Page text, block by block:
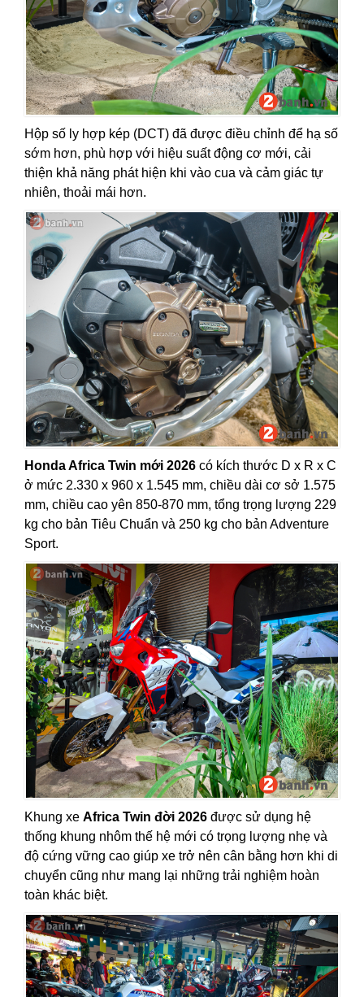
Hộp số ly hợp kép (DCT) đã được điều chỉnh để hạ số
sớm hơn, phù hợp với hiệu suất động cơ mới, cải
thiện khả năng phát hiện khi vào cua và cảm giác tự
nhiên, thoải mái hơn.
Honda Africa Twin mới 2026 có kích thước D x R x C
ở mức 2.330 x 960 x 1.545 mm, chiều dài cơ sở 1.575
mm, chiều cao yên 850-870 mm, tổng trọng lượng 229
kg cho bản Tiêu Chuẩn và 250 kg cho bản Adventure
Sport.
Khung xe Africa Twin đời 2026 được sử dụng hệ
thống khung nhôm thế hệ mới có trọng lượng nhẹ và
độ cứng vững cao giúp xe trở nên cân bằng hơn khi di
chuyển cũng như mang lại những trải nghiệm hoàn
toàn khác biệt.